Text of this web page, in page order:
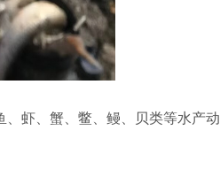
、虾、蟹、鳖、鳗、贝类等水产动